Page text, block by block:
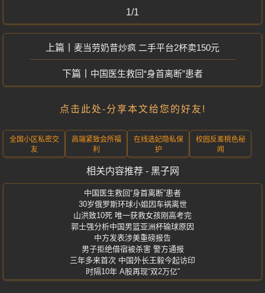
1/1
麦当劳奶昔炒疯 二手平台2杯卖150元
中国医生救回“身首离断”患者
点击此处-分享本文给您的好友!
全国小区私密交
友
高端紧致会所福
利
在线选妃隐私保
护
校园反差桃色秘
闻
相关内容推荐 - 黑子网
中国医生救回“身首离断”患者
30岁俄罗斯环球小姐因车祸离世
山洪致10死 唯一获救女孩刚高考完
郭士强分析中国男篮亚洲杯输球原因
中方发表涉美重磅报告
男子拒绝借宿被杀害 警方通报
三年多来首次 中国外长王毅今起访印
时隔10年 A股再现“双2万亿”